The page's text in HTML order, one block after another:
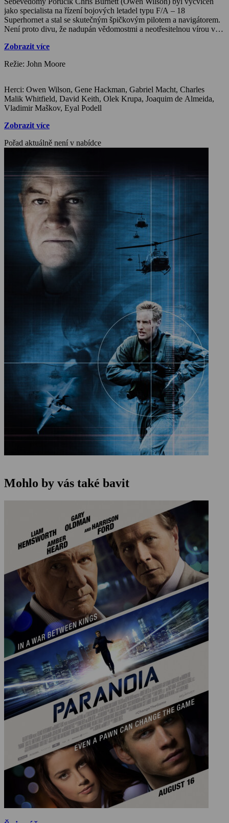
jako specialista na řízení bojových letadel typu F/A – 18
Superhornet a stal se skutečným špičkovým pilotem a navigátorem.
Není proto divu, že nadupán vědomostmi a neotřesitelnou vírou ve
konzervativní nadřízený admirál Reigart (Gene Hackman) jeho
vojáci“, říká admirálu Reigartovi jeho podřízený Chris. Během
probíhá „za nepřátelskou linií“ , jde poručíkovi o krk. Admirál
Reigart poruší své zásady a udělá riskantní rozhodnutí pro záchranu
jeho života…
Zobrazit více
Režie: John Moore
Herci: Owen Wilson, Gene Hackman, Gabriel Macht, Charles
Malik Whitfield, David Keith, Olek Krupa, Joaquim de Almeida,
Vladimir Maškov, Eyal Podell
Zobrazit více
Pořad aktuálně není v nabídce
Mohlo by vás také bavit